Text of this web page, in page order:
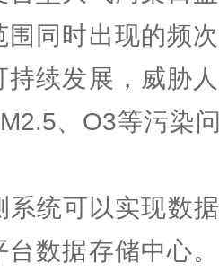
围同时出现的频
持续发展，威胁
、O3等污染
系统可以实现数
台数据存储中心